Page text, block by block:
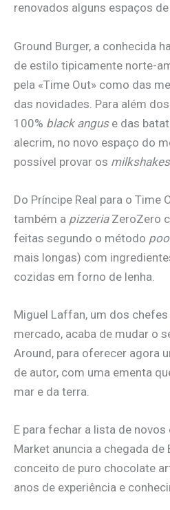
renovados alguns espaços
Ground Burger, a conhecida
de estilo tipicamente norte-
pela «Time Out» como das
das novidades. Para além
100% black anguse das
alecrim, no novo espaço do
possível provar os milkshakes
Do Príncipe Real para o Time
também a pizzeriaZeroZero
feitas segundo o método
mais longas) com
cozidas em forno de lenha.
Miguel Laffan, um dos
mercado, acaba de mudar o
Around, para oferecer agora
de autor, com uma ementa
mar e da terra.
E para fechar a lista de
Market anuncia a chegada de
conceito de puro chocolate
anos de experiência e